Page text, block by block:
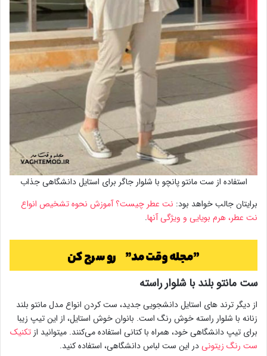
استفاده از ست مانتو پانچو با شلوار جاگر برای استایل دانشگاهی جذاب
برایتان جالب خواهد بود: نت عطر چیست؟ آموزش نحوه تشخیص انواع
نت عطر، هرم بویایی و ویژگی آنها.
ست مانتو بلند با شلوار راسته
از دیگر ترند های استایل دانشجویی جدید، ست کردن انواع مدل مانتو بلند
زنانه با شلوار راسته خوش رنگ است. بانوان خوش استایل، از این تیپ زیبا
برای تیپ دانشگاهی خود، همراه با کتانی استفاده می‌کنند. میتوانید از تکنیک
ست رنگ زیتونیدر این ست لباس دانشگاهی، استفاده کنید.